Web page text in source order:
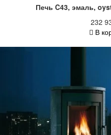
Печь C43, эмаль,
232
В